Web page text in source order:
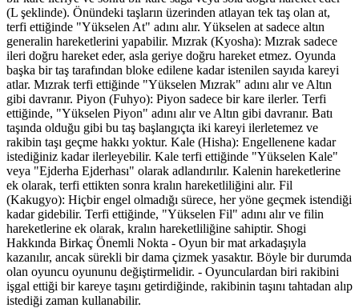
(L şeklinde). Önündeki taşların üzerinden atlayan tek taş olan at,
terfi ettiğinde "Yükselen At" adını alır. Yükselen at sadece altın
generalin hareketlerini yapabilir. Mızrak (Kyosha): Mızrak sadece
ileri doğru hareket eder, asla geriye doğru hareket etmez. Oyunda
başka bir taş tarafından bloke edilene kadar istenilen sayıda kareyi
atlar. Mızrak terfi ettiğinde "Yükselen Mızrak" adını alır ve Altın
gibi davranır. Piyon (Fuhyo): Piyon sadece bir kare ilerler. Terfi
ettiğinde, "Yükselen Piyon" adını alır ve Altın gibi davranır. Batı
taşında olduğu gibi bu taş başlangıçta iki kareyi ilerletemez ve
rakibin taşı geçme hakkı yoktur. Kale (Hisha): Engellenene kadar
istediğiniz kadar ilerleyebilir. Kale terfi ettiğinde "Yükselen Kale"
veya "Ejderha Ejderhası" olarak adlandırılır. Kalenin hareketlerine
ek olarak, terfi ettikten sonra kralın hareketliliğini alır. Fil
(Kakugyo): Hiçbir engel olmadığı sürece, her yöne geçmek istendiği
kadar gidebilir. Terfi ettiğinde, "Yükselen Fil" adını alır ve filin
hareketlerine ek olarak, kralın hareketliliğine sahiptir. Shogi
Hakkında Birkaç Önemli Nokta - Oyun bir mat arkadaşıyla
kazanılır, ancak sürekli bir dama çizmek yasaktır. Böyle bir durumda
olan oyuncu oyununu değiştirmelidir. - Oyunculardan biri rakibini
işgal ettiği bir kareye taşını getirdiğinde, rakibinin taşını tahtadan alıp
istediği zaman kullanabilir.